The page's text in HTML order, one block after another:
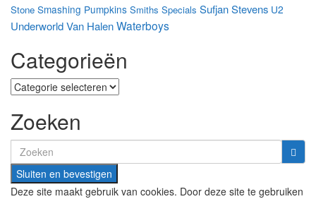
Stone Smashing Pumpkins Smiths Specials Sufjan Stevens U2
UnderworldVan HalenWaterboys
Categorieën
Categorieën
Zoeken
Search
for:
Deze site maakt gebruik van cookies. Door deze site te gebruiken